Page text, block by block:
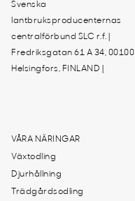
Svenska
lantbruksproducenternas
centralförbund SLC r.f. |
Fredriksgatan 61 A 34, 00100
Helsingfors, FINLAND |
VÅRA NÄRINGAR
Växtodling
Djurhållning
Trädgårdsodling